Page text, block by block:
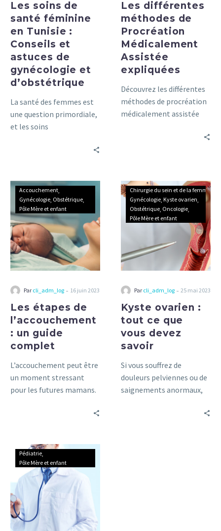
de
gynécologie
et
d’obstétrique
Les soins de
santé féminine
en Tunisie :
Conseils et
astuces de
gynécologie et
d’obstétrique
La santé des femmes est
une question primordiale,
et les soins
femme.
Les différentes
méthodes de
Procréation
Médicalement
Assistée
expliquées
Découvrez les différentes
méthodes de procréation
médicalement assistée
des difficultés à concevoir.
Les
étapes
de
l’accouchement
:
un
guide
complet
Accouchement
Gynécologie Obstétrique
Pôle Mère et enfant
Par cli_adm_log - 16 juin 2023
Les étapes de
l’accouchement
: un guide
complet
L’accouchement peut être
un moment stressant
pour les futures mamans.
Kyste
ovarien
:
tout
que
vous
devez
Chirurgie du sein et de la femme
Gynécologie Kyste ovarien
Obstétrique Oncologie
Pôle Mère et enfant
Par cli_adm_log - 25 mai 2023
Kyste ovarien :
tout ce que
vous devez
savoir
Si vous souffrez de
douleurs pelviennes ou de
saignements anormaux,
Pédiatre,
un
atout
gagnant
pour
la
santé
Pédiatrie
Pôle Mère et enfant